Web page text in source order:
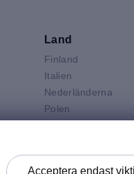
Land
Finland
Italien
Nederländerna
Polen
Sverige
Acceptera endast